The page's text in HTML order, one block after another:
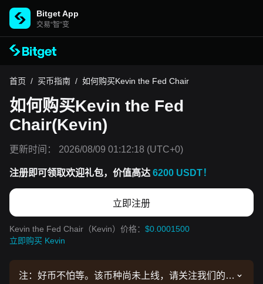
Bitget App
交易“智”变
首页 / 买币指南 / 如何购买Kevin the Fed Chair
如何购买Kevin the Fed
Chair(Kevin)
更新时间： 2026/08/09 01:12:18 (UTC+0)
注册即可领取欢迎礼包，价值高达 6200 USDT！
立即注册
Kevin the Fed Chair（Kevin）价格： $0.0001500
立即购买 Kevin
注：好币不怕等。该币种尚未上线，请关注我们的公